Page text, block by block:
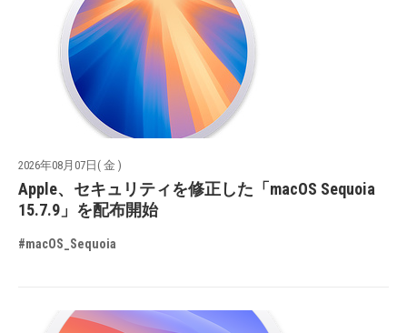
2026年08月07日( 金 )
Apple、セキュリティを修正した「macOS Sequoia
15.7.9」を配布開始
#macOS_Sequoia